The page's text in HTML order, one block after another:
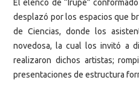
El elenco de “Irupé”
desplazó por los espacios que
de Ciencias, donde los
novedosa, la cual los invitó a
realizaron dichos artistas;
presentaciones de estructura